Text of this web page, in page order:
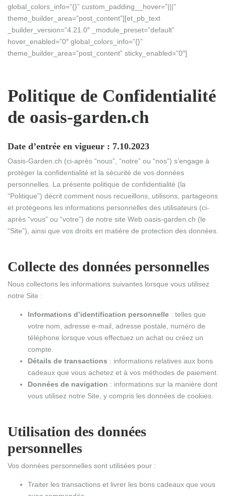
global_colors_info=”{}” custom_padding__hover=”|||”
theme_builder_area=”post_content”][et_pb_text
_builder_version=”4.21.0″ _module_preset=”default”
hover_enabled=”0″ global_colors_info=”{}”
theme_builder_area=”post_content” sticky_enabled=”0″]
Politique de Confidentialité
de oasis-garden.ch
Date d’entrée en vigueur : 7.10.2023
Oasis-Garden.ch (ci-après “nous”, “notre” ou “nos”) s’engage à
protéger la confidentialité et la sécurité de vos données
personnelles. La présente politique de confidentialité (la
“Politique”) décrit comment nous recueillons, utilisons, partageons
et protégeons les informations personnelles des utilisateurs (ci-
après “vous” ou “votre”) de notre site Web oasis-garden.ch (le
“Site”), ainsi que vos droits en matière de protection des données.
Collecte des données personnelles
Nous collectons les informations suivantes lorsque vous utilisez
notre Site :
Informations d’identification personnelle : telles que
votre nom, adresse e-mail, adresse postale, numéro de
téléphone lorsque vous effectuez un achat ou créez un
compte.
Détails de transactions : informations relatives aux bons
cadeaux que vous achetez et à vos méthodes de paiement.
Données de navigation : informations sur la manière dont
vous utilisez notre Site, y compris les données de cookies.
Utilisation des données
personnelles
Vos données personnelles sont utilisées pour :
Traiter les transactions et livrer les bons cadeaux que vous